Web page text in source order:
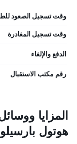
وقت تسجيل الصعود
وقت تسجيل المغادرة
الدفع والإلغاء
رقم مكتب الاستقبال
المزايا
هوتول